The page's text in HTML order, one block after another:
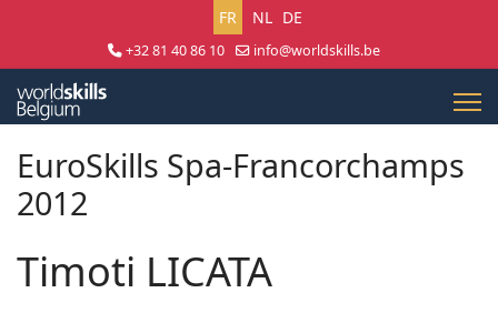
Sélectionnez votre langue
FR NL DE
+32 81 40 86 10
info@worldskills.be
EuroSkills Spa-Francorchamps
2012
Timoti LICATA